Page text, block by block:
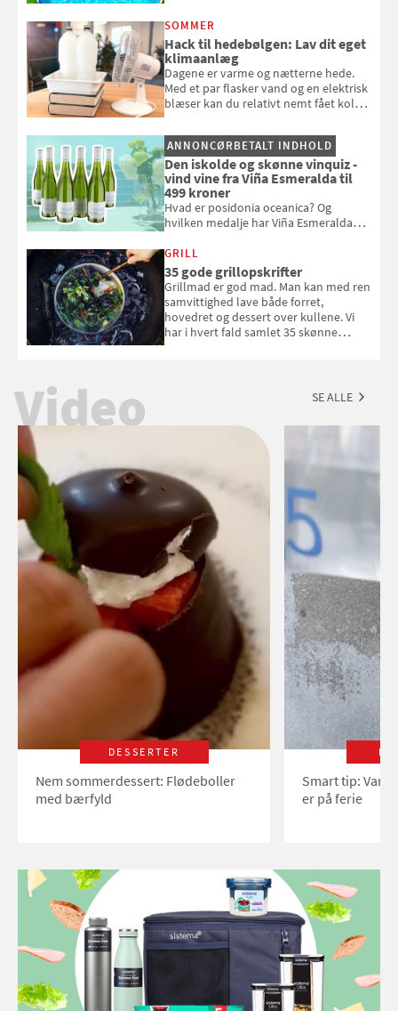
opmærksom, når du smider
badebassinet eller et badedyr ud
SOMMER
Hack til hedebølgen: Lav dit eget
klimaanlæg
Dagene er varme og nætterne hede.
Med et par flasker vand og en elektrisk
blæser kan du relativt nemt fået koldt
og se, hvordan du gør
ANNONCØRBETALT INDHOLD
Den iskolde og skønne vinquiz -
vind vine fra Viña Esmeralda til
499 kroner
Hvad er posidonia oceanica? Og
hvilken medalje har Viña Esmeralda
med i Samvirkes skønne vinquiz, hvor
du kan vinde 6 flasker vin fra Viña
Esmeralda. Konkurrencen slutter 1.
september 2026.
GRILL
35 gode grillopskrifter
Grillmad er god mad. Man kan med ren
samvittighed lave både forret,
hovedret og dessert over kullene. Vi
har i hvert fald samlet 35 skønne
Video SE ALLE
DESSERTER
Nem sommerdessert: Flødeboller
med bærfyld
Smart tip:
er på ferie